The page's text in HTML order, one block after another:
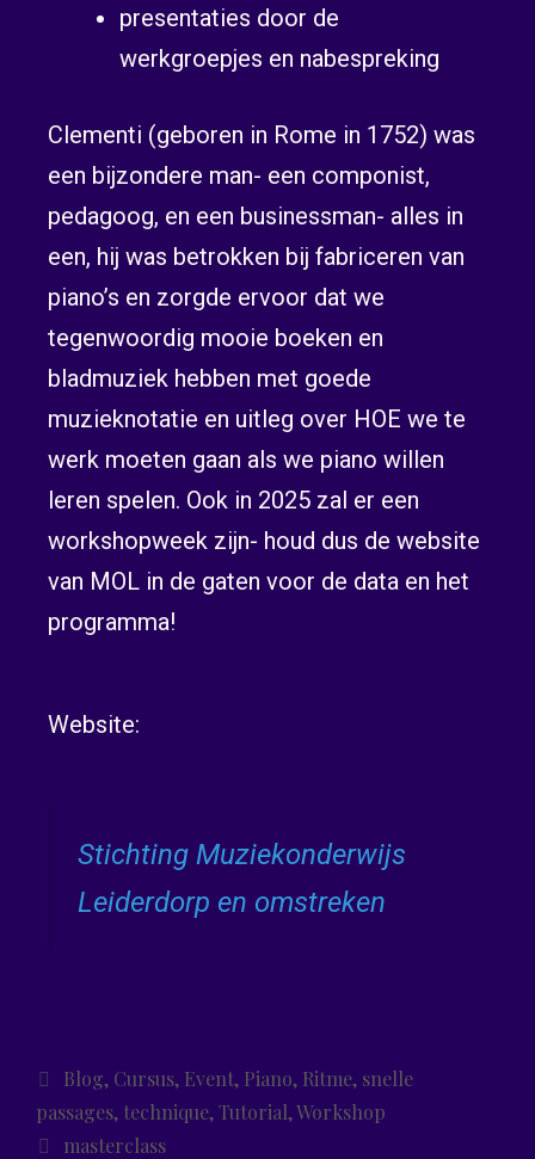
presentaties door de
werkgroepjes en nabespreking
Clementi (geboren in Rome in 1752) was
een bijzondere man- een componist,
pedagoog, en een businessman- alles in
een, hij was betrokken bij fabriceren van
piano’s en zorgde ervoor dat we
tegenwoordig mooie boeken en
bladmuziek hebben met goede
muzieknotatie en uitleg over HOE we te
werk moeten gaan als we piano willen
leren spelen. Ook in 2025 zal er een
workshopweek zijn- houd dus de website
van MOL in de gaten voor de data en het
programma!
Website:
Stichting Muziekonderwijs
Leiderdorp en omstreken
Blog, Cursus, Event, Piano, Ritme, snelle
passages, technique, Tutorial,Workshop
masterclass